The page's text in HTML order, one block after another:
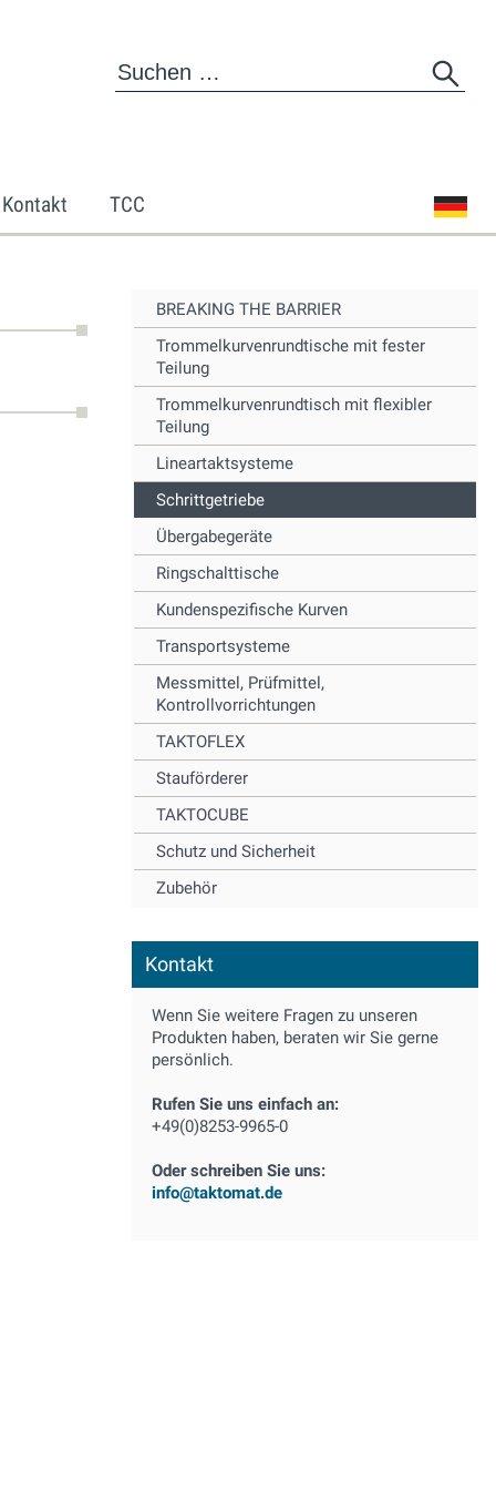
Kontakt TCC
BREAKING THE BARRIER
Trommelkurvenrundtische mit fester
Teilung
Trommelkurvenrundtisch mit flexibler
Teilung
Lineartaktsysteme
Schrittgetriebe
Übergabegeräte
Ringschalttische
Kundenspezifische Kurven
Transportsysteme
Messmittel, Prüfmittel,
Kontrollvorrichtungen
TAKTOFLEX
Stauförderer
TAKTOCUBE
Schutz und Sicherheit
Zubehör
Kontakt
Wenn Sie weitere Fragen zu unseren
Produkten haben, beraten wir Sie gerne
persönlich.
Rufen Sie uns einfach an:
+49(0)8253-9965-0
Oder schreiben Sie uns:
info@taktomat.de